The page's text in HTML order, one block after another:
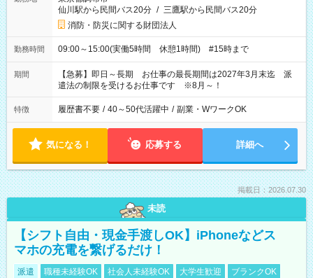
仙川駅から民間バス20分 / 三鷹駅から民間バス20分
消防・防災に関する財団法人
勤務時間 09:00～15:00(実働5時間 休憩1時間) #15時まで
期間
【急募】即日～長期 お仕事の最長期間は2027年3月末迄 派
遣法の制限を受けるお仕事です ※8月～！
特徴 履歴書不要 / 40～50代活躍中 / 副業・WワークOK
気になる！ 応募する 詳細へ
掲載日：2026.07.30
未読
【シフト自由・現金手渡しOK】iPhoneなどス
マホの充電を繋げるだけ！
派遣 職種未経験OK 社会人未経験OK 大学生歓迎 ブランクOK